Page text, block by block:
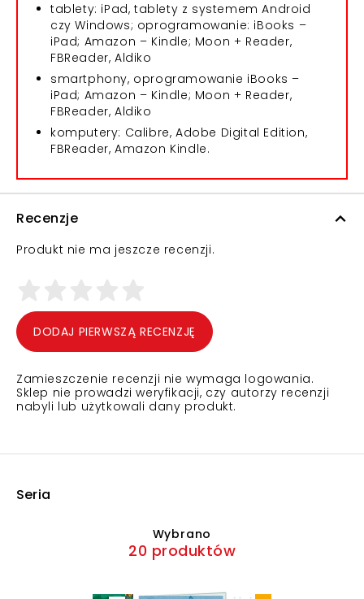
tablety: iPad, tablety z systemem Android
czy Windows; oprogramowanie: iBooks –
iPad; Amazon – Kindle; Moon + Reader,
FBReader, Aldiko
smartphony, oprogramowanie iBooks –
iPad; Amazon – Kindle; Moon + Reader,
FBReader, Aldiko
komputery: Calibre, Adobe Digital Edition,
FBReader, Amazon Kindle.
Recenzje
Produkt nie ma jeszcze recenzji.
DODAJ PIERWSZĄ RECENZJĘ
Zamieszczenie recenzji nie wymaga logowania.
Sklep nie prowadzi weryfikacji, czy autorzy recenzji
nabyli lub użytkowali dany produkt.
Seria
Wybrano
20 produktów